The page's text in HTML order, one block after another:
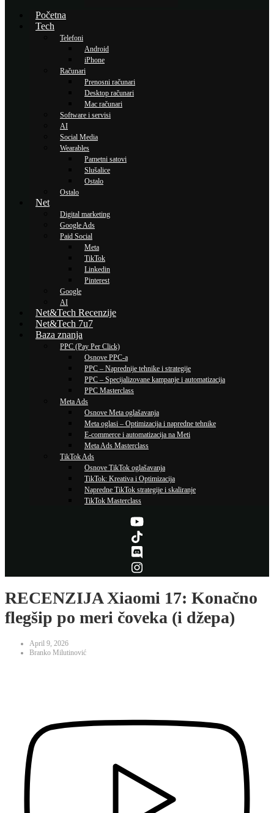
Početna
Tech
Telefoni
Android
iPhone
Računari
Prenosni računari
Desktop računari
Mac računari
Software i servisi
AI
Social Media
Wearables
Pametni satovi
Slušalice
Ostalo
Ostalo
Net
Digital marketing
Google Ads
Paid Social
Meta
TikTok
Linkedin
Pinterest
Google
AI
Net&Tech Recenzije
Net&Tech 7u7
Baza znanja
PPC (Pay Per Click)
Osnove PPC-a
PPC – Naprednije tehnike i strategije
PPC – Specijalizovane kampanje i automatizacija
PPC Masterclass
Meta Ads
Osnove Meta oglašavanja
Meta oglasi – Optimizacija i napredne tehnike
E-commerce i automatizacija na Meti
Meta Ads Masterclass
TikTok Ads
Osnove TikTok oglašavanja
TikTok: Kreativa i Optimizacija
Napredne TikTok strategije i skaliranje
TikTok Masterclass
RECENZIJA Xiaomi 17: Konačno
flegšip po meri čoveka (i džepa)
April 9, 2026
Branko Milutinović